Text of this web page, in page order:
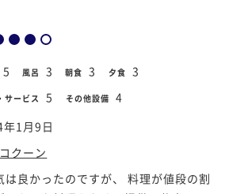
5 風呂 3 朝食 3 夕食 3
サービス 5 その他設備 4
1月9日
クーン
良かったのですが、 料理が値段の割